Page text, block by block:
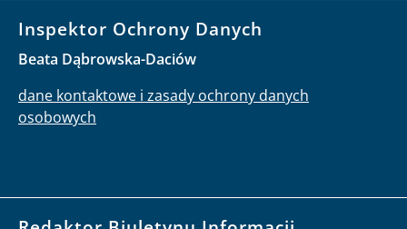
Inspektor Ochrony Danych
Beata Dąbrowska-Daciów
dane kontaktowe i zasady ochrony danych
osobowych